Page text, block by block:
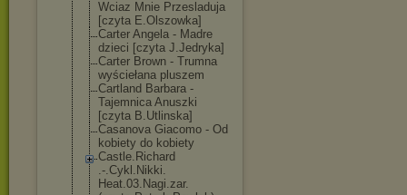
Wciaz Mnie Przesladuja
[czyta E.Olszowka]
Carter Angela - Madre
dzieci [czyta J.Jedryka]
Carter Brown - Trumna
wyściełana pluszem
Cartland Barbara -
Tajemnica Anuszki
[czyta B.Utlinska]
Casanova Giacomo - Od
kobiety do kobiety
Castle.Richard
.-.Cykl.Nikki.
Heat.03.Nagi.zar.